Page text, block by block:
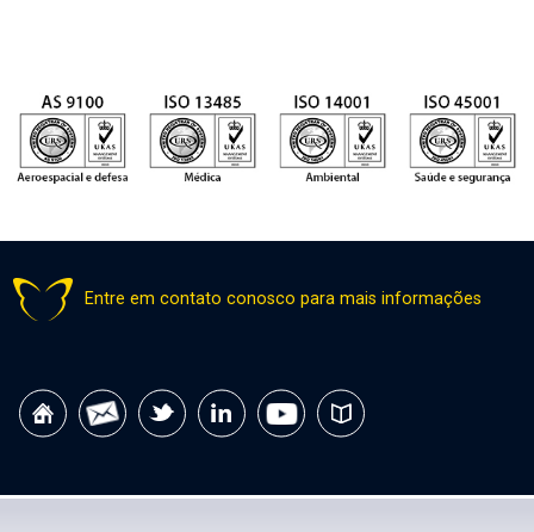
Entre em contato conosco para mais informações